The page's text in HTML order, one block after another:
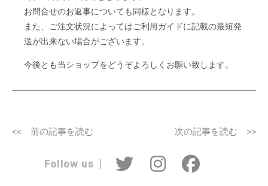
お問合せのお返事についても同様となります。
また、ご注文状況によってはご利用ガイドに記載の最短発
送が出来ない場合がございます。
今後とも当ショップをどうぞよろしくお願い致します。
<< 前の記事を読む 次の記事を読む >>
Follow us